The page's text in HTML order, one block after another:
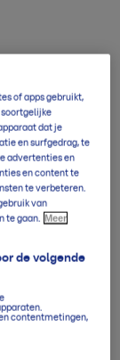
of apps gebruikt,
dat je
en surfgedrag, te
advertenties en
en content te
te verbeteren.
van
te gaan. Meer
de volgende
contentmetingen,